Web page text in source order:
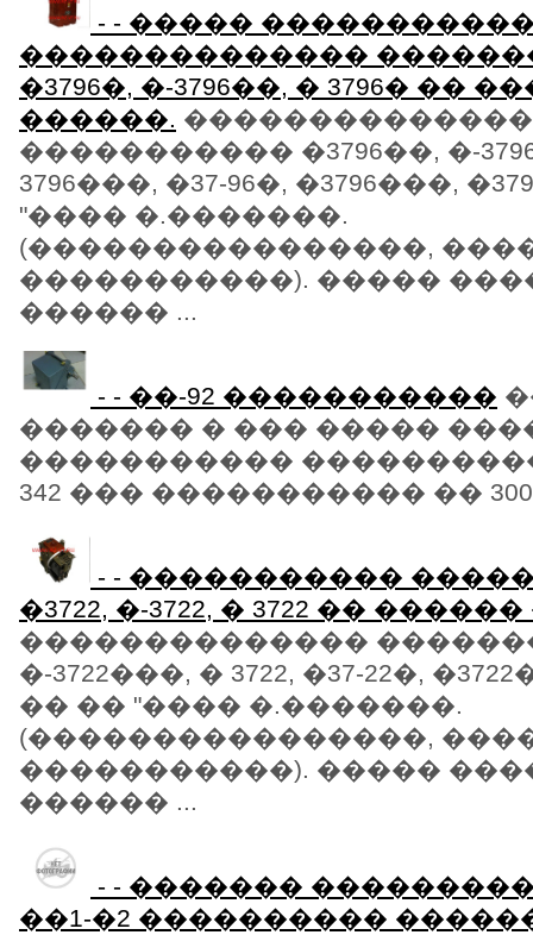
- - �����
��������������
�3796�, �-3796��, � 3796� ��
������. ��������������
����������� �3796��, �-
3796���, �37-96�, �3796���,
"���� �.�������.
(����������������,
�����������). �����
������ ...
- - ��-92 �����������
������� � ��� �����
�����������
342 ��� ����������� �� 300 -
- - �����������
�3722, �-3722, � 3722 ��
��������������
�-3722���, � 3722, �37-22�,
�� �� "���� �.�������.
(����������������,
�����������). �����
������ ...
- - �������
��1-�2 ����������